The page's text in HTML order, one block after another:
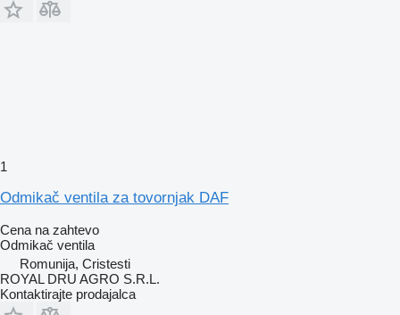
1
Odmikač ventila za tovornjak DAF
Cena na zahtevo
Odmikač ventila
Romunija, Cristesti
ROYAL DRU AGRO S.R.L.
Kontaktirajte prodajalca